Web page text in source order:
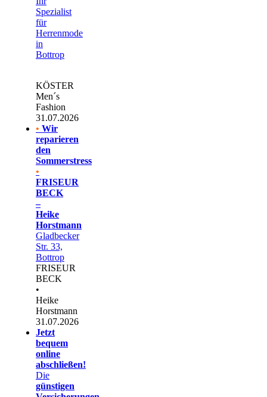
Spezialist
für
Herrenmode
in
Bottrop
KÖSTER
Men´s
Fashion
31.07.2026
• Wir
reparieren
den
Sommerstress
•
FRISEUR
BECK
–
Heike
Horstmann
Gladbecker
Str. 33,
Bottrop
FRISEUR
BECK
•
Heike
Horstmann
31.07.2026
Jetzt
bequem
online
abschließen!
Die
günstigen